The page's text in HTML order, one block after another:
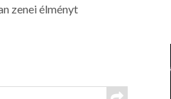
zenei élményt